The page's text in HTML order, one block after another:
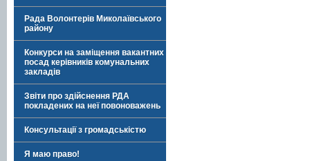
Рада Волонтерів Миколаївського
району
Конкурси на заміщення вакантних
посад керівників комунальних
закладів
Звіти про здійснення РДА
покладених на неї повоноважень
Консультації з громадськістю
Я маю право!